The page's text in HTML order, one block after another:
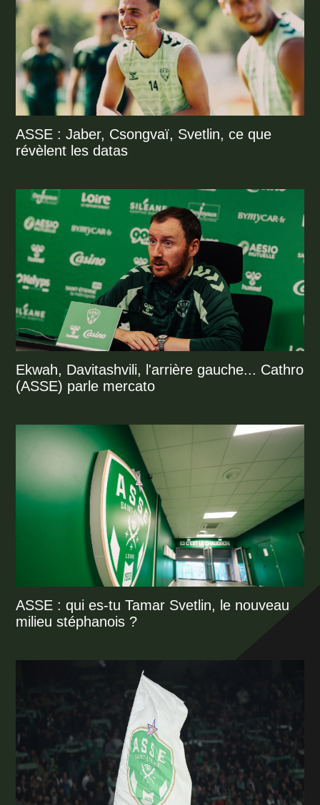
ASSE : Jaber, Csongvaï, Svetlin, ce que
révèlent les datas
Ekwah, Davitashvili, l'arrière gauche... Cathro
(ASSE) parle mercato
ASSE : qui es-tu Tamar Svetlin, le nouveau
milieu stéphanois ?